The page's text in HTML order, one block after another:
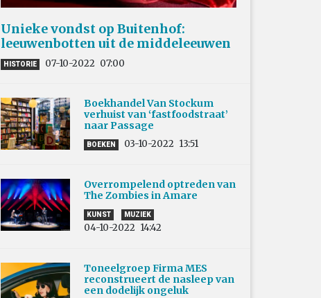
Unieke vondst op Buitenhof:
leeuwenbotten uit de middeleeuwen
HISTORIE 07-10-2022 07:00
Boekhandel Van Stockum
verhuist van ‘fastfoodstraat’
naar Passage
BOEKEN 03-10-2022 13:51
Overrompelend optreden van
The Zombies in Amare
KUNST MUZIEK
04-10-2022 14:42
Toneelgroep Firma MES
reconstrueert de nasleep van
een dodelijk ongeluk